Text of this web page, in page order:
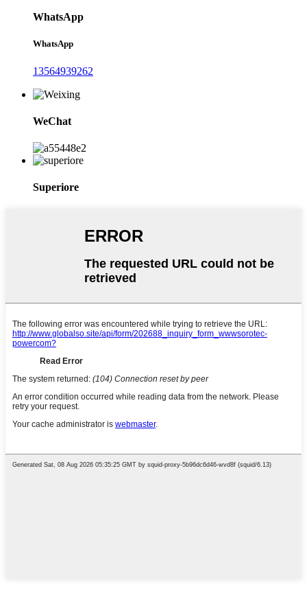
WhatsApp
WhatsApp
13564939262
WeChat
Superiore